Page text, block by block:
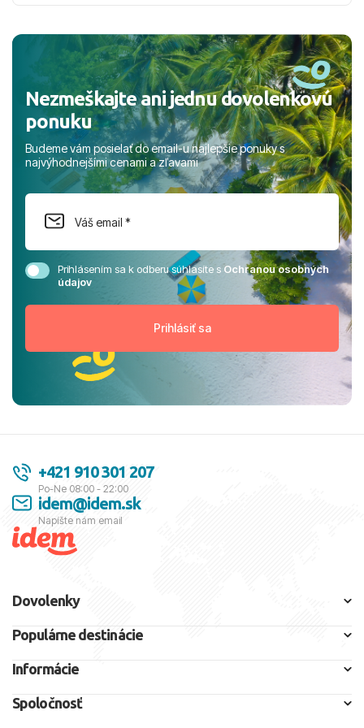
Nezmeškajte ani jednu dovolenkovú
ponuku
Budeme vám posielať do email-u najlepšie ponuky s
najvýhodnejšími cenami a zľavami
Prihlásením sa k odberu súhlasíte sOchranou osobných
údajov
+421 910 301 207
Po-Ne 08:00 - 22:00
idem@idem.sk
Napíšte nám email
Dovolenky
Populárne destinácie
Informácie
Spoločnosť